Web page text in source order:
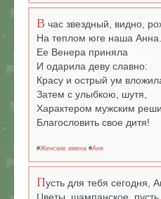
В час звездный, видно,
На теплом юге наша Анна.
Ее Венера приняла
И одарила деву славно:
Красу и острый ум
Затем с улыбкою, шутя,
Характером мужским
Благословить свое дитя!
#Женские имена #Аня
Пусть для тебя сегодня,